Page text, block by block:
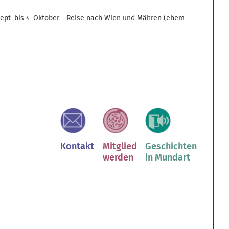
bis 4. Oktober - Reise nach Wien und Mähren (ehem.
Kontakt
Mitglied
werden
Geschichten
in Mundart